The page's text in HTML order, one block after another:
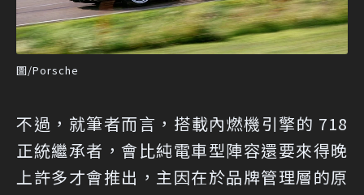
圖/Porsche
不過，就筆者而言，搭載內燃機引擎的 718
正統繼承者，會比純電車型陣容還要來得晚
上許多才會推出，主因在於品牌管理層的原